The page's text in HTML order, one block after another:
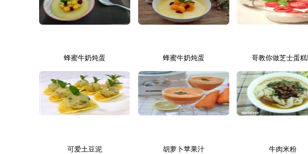
蜂蜜牛奶炖蛋 蜂蜜牛奶炖蛋 哥教你做芝士蛋
可爱土豆泥 胡萝卜苹果汁 牛肉米粉